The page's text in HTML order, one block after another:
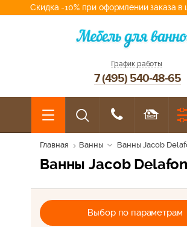
Скидка -10% при оформлении заказа в
График работы
7 (495) 540-48-65
Главная Ванны Ванны Jacob
Ванны Jacob
Выбор по параметрам